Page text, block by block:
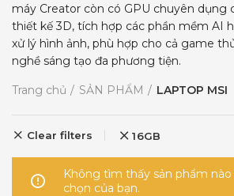
máy Creator còn có GPU chuyên dụng
thiết kế 3D, tích hợp các phần mềm AI
xử lý hình ảnh, phù hợp cho cả game
nghề sáng tạo đa phương tiện.
Trang chủ SẢN PHẨM LAPTOP MSI
Clear filters 16GB
Không tìm thấy sản phẩm nào
chọn của bạn.